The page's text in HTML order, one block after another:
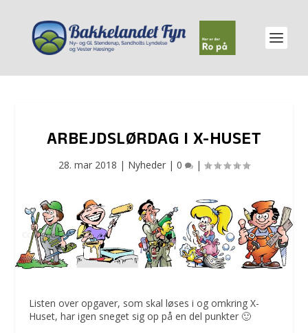
ARBEJDSLØRDAG I X-HUSET
28. mar 2018 | Nyheder | 0 |
Listen over opgaver, som skal løses i og omkring X-
Huset, har igen sneget sig op på en del punkter 🙂